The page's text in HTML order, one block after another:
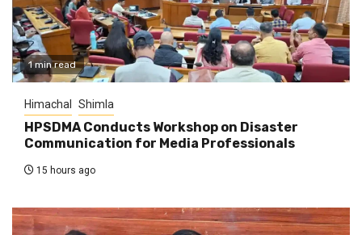
1 min read
Himachal Shimla
HPSDMA Conducts Workshop on Disaster
Communication for Media Professionals
15 hours ago